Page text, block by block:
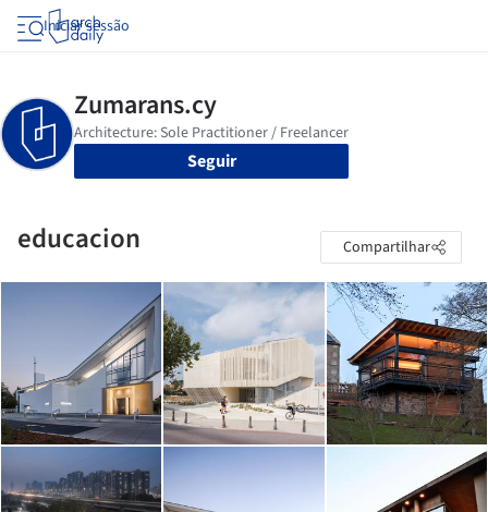
Iniciar sessão
Seguir
educacion Compartilhar